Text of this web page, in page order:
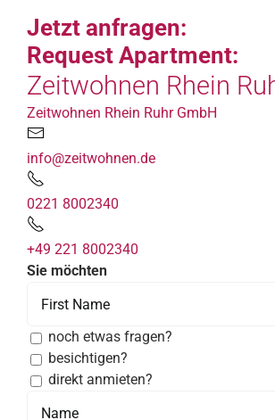
Jetzt anfragen:
Request Apartment:
Zeitwohnen Rhein
Zeitwohnen Rhein Ruhr GmbH
info@zeitwohnen.de
0221 8002340
+49 221 8002340
Sie möchten
noch etwas fragen?
besichtigen?
direkt anmieten?